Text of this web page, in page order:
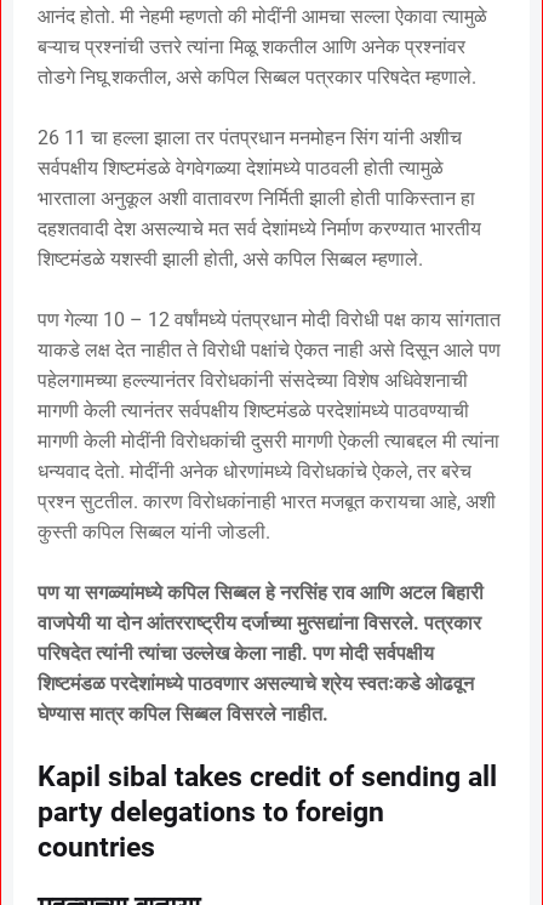
आनंद होतो. मी नेहमी म्हणतो की मोदींनी आमचा सल्ला ऐकावा त्यामुळे
बऱ्याच प्रश्नांची उत्तरे त्यांना मिळू शकतील आणि अनेक प्रश्नांवर
तोडगे निघू शकतील, असे कपिल सिब्बल पत्रकार परिषदेत म्हणाले.
26 11 चा हल्ला झाला तर पंतप्रधान मनमोहन सिंग यांनी अशीच
सर्वपक्षीय शिष्टमंडळे वेगवेगळ्या देशांमध्ये पाठवली होती त्यामुळे
भारताला अनुकूल अशी वातावरण निर्मिती झाली होती पाकिस्तान हा
दहशतवादी देश असल्याचे मत सर्व देशांमध्ये निर्माण करण्यात भारतीय
शिष्टमंडळे यशस्वी झाली होती, असे कपिल सिब्बल म्हणाले.
पण गेल्या 10 – 12 वर्षांमध्ये पंतप्रधान मोदी विरोधी पक्ष काय सांगतात
याकडे लक्ष देत नाहीत ते विरोधी पक्षांचे ऐकत नाही असे दिसून आले पण
पहेलगामच्या हल्ल्यानंतर विरोधकांनी संसदेच्या विशेष अधिवेशनाची
मागणी केली त्यानंतर सर्वपक्षीय शिष्टमंडळे परदेशांमध्ये पाठवण्याची
मागणी केली मोदींनी विरोधकांची दुसरी मागणी ऐकली त्याबद्दल मी त्यांना
धन्यवाद देतो. मोदींनी अनेक धोरणांमध्ये विरोधकांचे ऐकले, तर बरेच
प्रश्न सुटतील. कारण विरोधकांनाही भारत मजबूत करायचा आहे, अशी
कुस्ती कपिल सिब्बल यांनी जोडली.
पण या सगळ्यांमध्ये कपिल सिब्बल हे नरसिंह राव आणि अटल बिहारी
वाजपेयी या दोन आंतरराष्ट्रीय दर्जाच्या मुत्सद्यांना विसरले. पत्रकार
परिषदेत त्यांनी त्यांचा उल्लेख केला नाही. पण मोदी सर्वपक्षीय
शिष्टमंडळ परदेशांमध्ये पाठवणार असल्याचे श्रेय स्वतःकडे ओढवून
घेण्यास मात्र कपिल सिब्बल विसरले नाहीत.
Kapil sibal takes credit of sending all
party delegations to foreign
countries